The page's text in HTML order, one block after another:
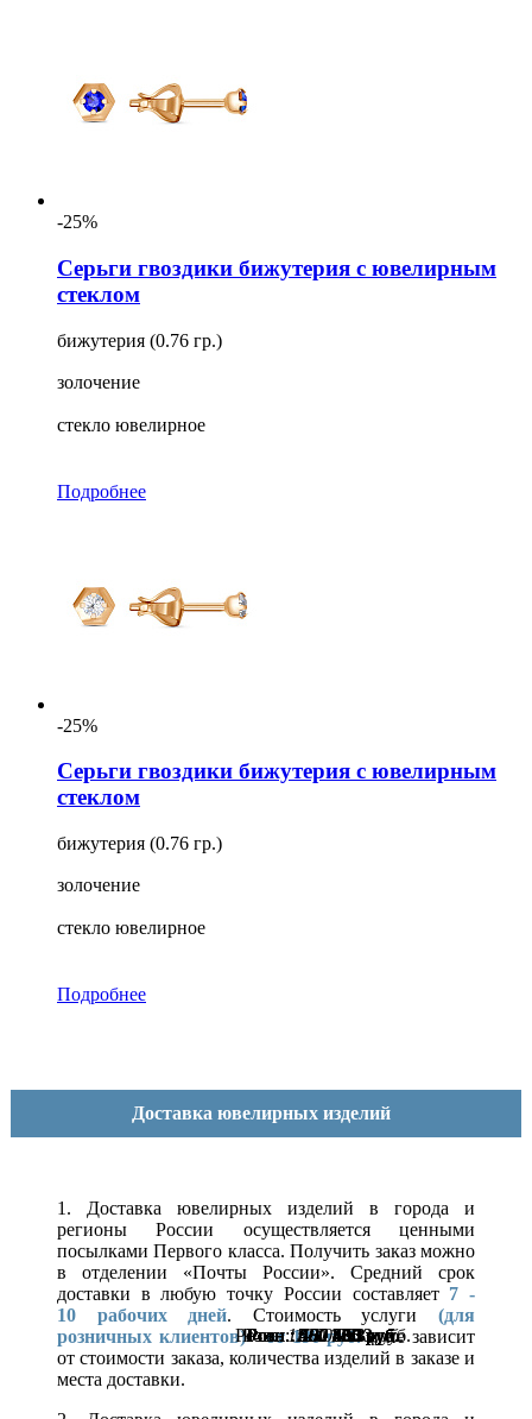
Розн.:1230 923руб.
Розн.:1510 1 133руб.
Розн.:400 300руб.
Розн.:400 300руб.
Розн.:400 300руб.
Розн.:400 300руб.
Розн.:400 300руб.
Розн.:400 300руб.
Розн.:400 300руб.
Розн.:400 300руб.
Розн.:400 300руб.
Розн.:400 300руб.
Розн.:580 435руб.
Розн.:580 435руб.
Розн.:580 435руб.
Розн.:580 435руб.
Розн.:580 435руб.
Розн.:580 435руб.
Розн.:580 435руб.
Розн.:580 435руб.
Розн.:580 435руб.
-25%
Серьги гвоздики бижутерия с ювелирным
стеклом
бижутерия (0.76 гр.)
золочение
стекло ювелирное
Розн.:580 435руб.
Подробнее
-25%
Серьги гвоздики бижутерия с ювелирным
стеклом
бижутерия (0.76 гр.)
золочение
стекло ювелирное
Розн.:580 435руб.
Подробнее
Доставка ювелирных изделий
1. Доставка ювелирных изделий в города и
регионы России осуществляется ценными
посылками Первого класса. Получить заказ можно
в отделении «Почты России». Средний срок
доставки в любую точку России составляет 7 -
10 рабочих дней. Стоимость услуги(для
розничных клиентов)-от 190 руб.и не зависит
от стоимости заказа, количества изделий в заказе и
места доставки.